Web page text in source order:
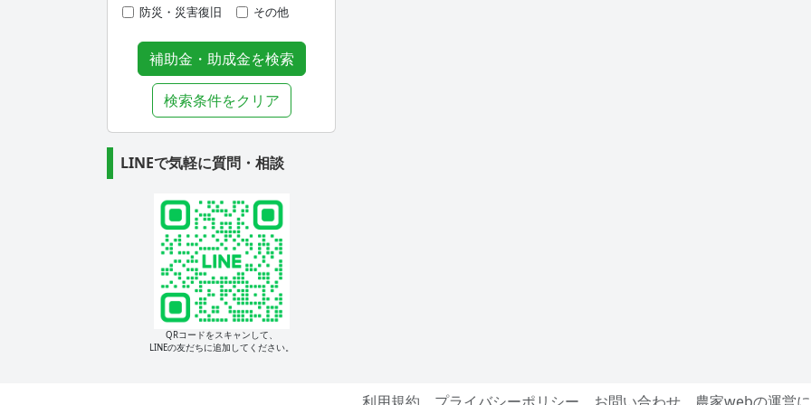
防災・災害復旧 その他
補助金・助成金を検索
検索条件をクリア
LINEで気軽に質問・相談
QRコードをスキャンして、
LINEの友だちに追加してください。